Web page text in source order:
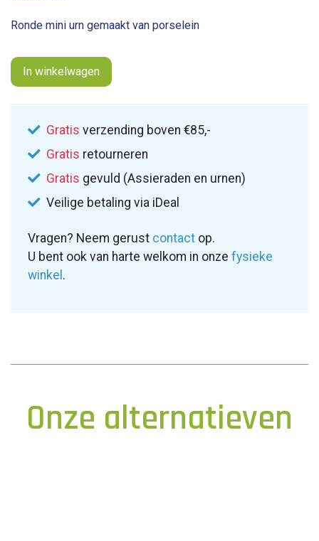
Ronde mini urn gemaakt van porselein
In winkelwagen
Gratis verzending boven €85,-
Gratis retourneren
Gratis gevuld (Assieraden en urnen)
Veilige betaling via iDeal
Vragen? Neem gerust contact op.
U bent ook van harte welkom in onze fysieke
winkel .
Onze alternatieven